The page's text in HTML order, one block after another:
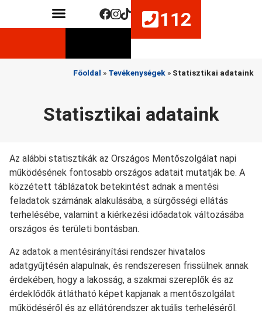
112
Főoldal » Tevékenységek » Statisztikai adataink
Statisztikai adataink
Az alábbi statisztikák az Országos Mentőszolgálat napi
működésének fontosabb országos adatait mutatják be. A
közzétett táblázatok betekintést adnak a mentési
feladatok számának alakulásába, a sürgősségi ellátás
terhelésébe, valamint a kiérkezési időadatok változásába
országos és területi bontásban.
Az adatok a mentésirányítási rendszer hivatalos
adatgyűjtésén alapulnak, és rendszeresen frissülnek annak
érdekében, hogy a lakosság, a szakmai szereplők és az
érdeklődők átlátható képet kapjanak a mentőszolgálat
működéséről és az ellátórendszer aktuális terheléséről.